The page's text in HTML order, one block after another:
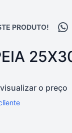
PRODUTO!
o preço